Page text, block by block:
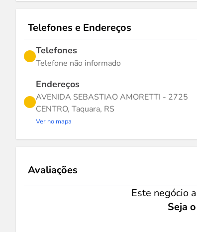
Telefones e Endereços
Telefones
Telefone não informado
Endereços
AVENIDA SEBASTIAO AMORETTI - 2725
CENTRO, Taquara, RS
Ver no mapa
Avaliações
Este negócio
Seja